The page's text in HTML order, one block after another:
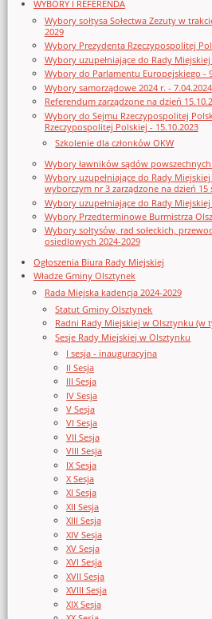
WYBORY I REFERENDA
Wybory sołtysa Sołectwa Zezuty w
2029
Wybory Prezydenta Rzeczypospolitej
Wybory uzupełniające do Rady
Wybory do Parlamentu Europejskiego -
Wybory samorządowe 2024 r. - 7.04.2024
Referendum zarządzone na dzień
Wybory do Sejmu Rzeczypospolitej
Rzeczypospolitej Polskiej - 15.10.2023
Szkolenie dla członków OKW
Wybory ławników sądów
Wybory uzupełniające do Rady
wyborczym nr 3 zarządzone na dzień 15
Wybory uzupełniające do Rady
Wybory Przedterminowe Burmistrza
Wybory sołtysów, rad sołeckich,
osiedlowych 2024-2029
Ogłoszenia Biura Rady Miejskiej
Władze Gminy Olsztynek
Rada Miejska kadencja 2024-2029
Statut Gminy Olsztynek
Radni Rady Miejskiej w Olsztynku (w
Sesje Rady Miejskiej w Olsztynku
I sesja - inauguracyjna
II Sesja
III Sesja
IV Sesja
V Sesja
VI Sesja
VII Sesja
VIII Sesja
IX Sesja
X Sesja
XI Sesja
XII Sesja
XIII Sesja
XIV Sesja
XV Sesja
XVI Sesja
XVII Sesja
XVIII Sesja
XIX Sesja